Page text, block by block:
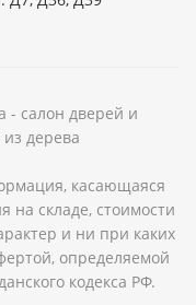
- салон дверей и
дерева
касающаяся
на складе, стоимости
и ни при каких
определяемой
кодекса РФ.